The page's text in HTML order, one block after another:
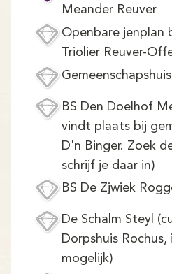
Meander Reuver
Openbare jenplan
Triolier Reuver-
BS Den Doelhof
vindt plaats bij
D'n Binger. Zoek
schrijf je daar in)
BS De Zjwiek
De Schalm Steyl
Dorpshuis Rochus,
mogelijk)